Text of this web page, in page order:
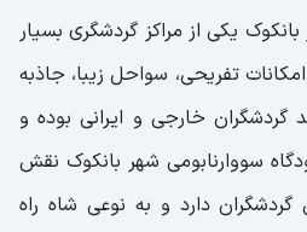
یکی از مراکز گردشگری بسیار
تفریحی، سواحل زیبا، جاذبه
خارجی و ایرانی بوده و
سووارنابومی شهر بانکوک نقش
دارد و به نوعی شاه راه